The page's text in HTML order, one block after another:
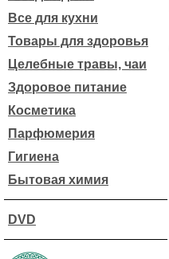
Все для кухни
Товары для здоровья
Целебные травы, чаи
Здоровое питание
Косметика
Парфюмерия
Гигиена
Бытовая химия
DVD